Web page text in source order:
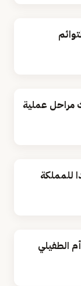
مراحل عملية
للمملكة
الطفيلي